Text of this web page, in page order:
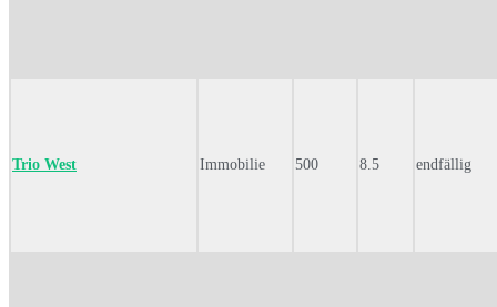
Trio West Immobilie 500 8.5 endfällig